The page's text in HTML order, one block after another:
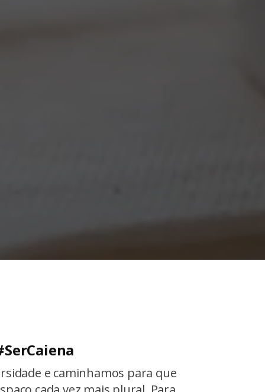
e caminhamos para que